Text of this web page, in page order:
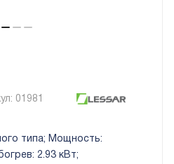
01981
типа; Мощность:
2.93 кВт;